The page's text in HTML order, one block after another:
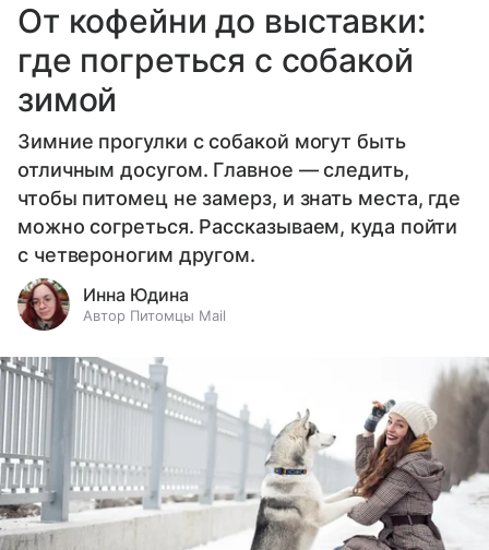
От кофейни до выставки:
где погреться с собакой
зимой
Зимние прогулки с собакой могут быть
отличным досугом. Главное — следить,
чтобы питомец не замерз, и знать места, где
можно согреться. Рассказываем, куда пойти
с четвероногим другом.
Инна Юдина
Автор Питомцы Mail